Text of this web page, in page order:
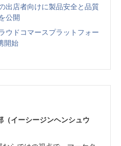
出店者向けに製品安全と品質
公開
ウドコマースプラットフォー
開始
（イーシージンヘンシュウ